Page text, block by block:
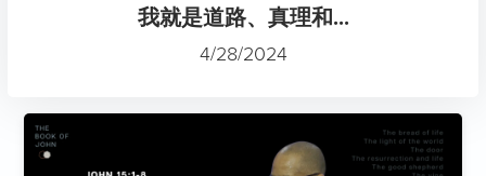
我就是道路、真理和...
4/28/2024